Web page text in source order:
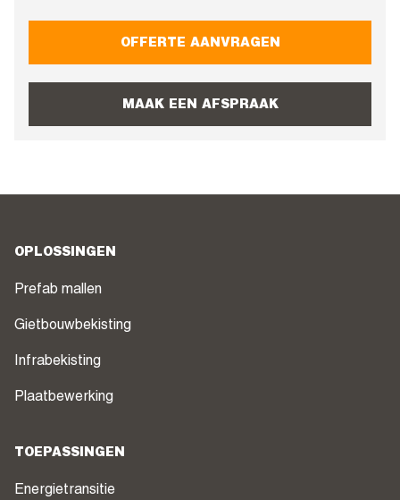
OFFERTE AANVRAGEN
MAAK EEN AFSPRAAK
OPLOSSINGEN
Prefab mallen
Gietbouwbekisting
Infrabekisting
Plaatbewerking
TOEPASSINGEN
Energietransitie